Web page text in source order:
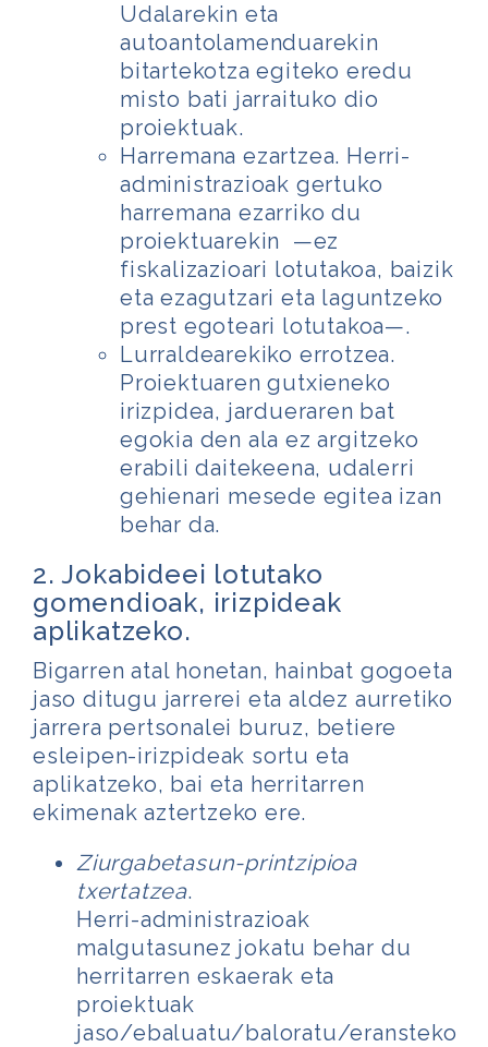
Udalarekin eta
autoantolamenduarekin
bitartekotza egiteko eredu
misto bati jarraituko dio
proiektuak.
Harremana ezartzea. Herri-
administrazioak gertuko
harremana ezarriko du
proiektuarekin —ez
fiskalizazioari lotutakoa, baizik
eta ezagutzari eta laguntzeko
prest egoteari lotutakoa—.
Lurraldearekiko errotzea.
Proiektuaren gutxieneko
irizpidea, jardueraren bat
egokia den ala ez argitzeko
erabili daitekeena, udalerri
gehienari mesede egitea izan
behar da.
2. Jokabideei lotutako
gomendioak, irizpideak
aplikatzeko.
Bigarren atal honetan, hainbat gogoeta
jaso ditugu jarrerei eta aldez aurretiko
jarrera pertsonalei buruz, betiere
esleipen-irizpideak sortu eta
aplikatzeko, bai eta herritarren
ekimenak aztertzeko ere.
Ziurgabetasun-printzipioa
txertatzea.
Herri-administrazioak
malgutasunez jokatu behar du
herritarren eskaerak eta
proiektuak
jaso/ebaluatu/baloratu/eransteko